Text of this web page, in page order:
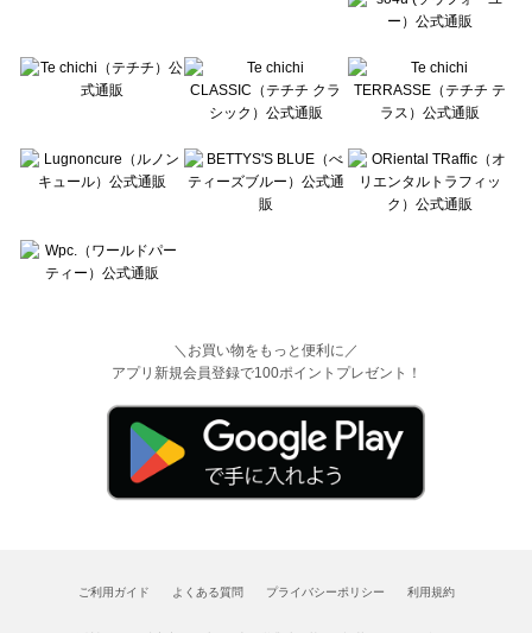
＼お買い物をもっと便利に／
アプリ新規会員登録で100ポイントプレゼント！
ご利用ガイド よくある質問 プライバシーポリシー 利用規約